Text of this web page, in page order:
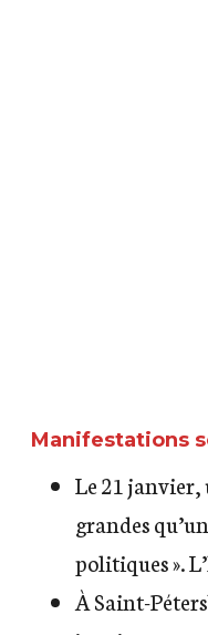
Manifestations
Le 21
grandes
politiques ».
À Saint-